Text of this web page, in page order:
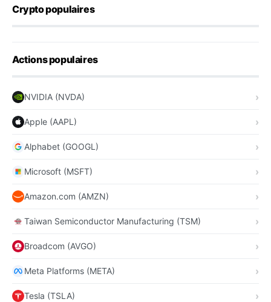
Crypto populaires
Actions populaires
NVIDIA (NVDA)
Apple (AAPL)
Alphabet (GOOGL)
Microsoft (MSFT)
Amazon.com (AMZN)
Taiwan Semiconductor Manufacturing (TSM)
Broadcom (AVGO)
Meta Platforms (META)
Tesla (TSLA)